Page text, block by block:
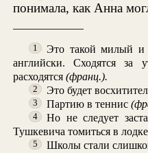
понимала, как Анна
1
Это такой милый
английски. Сходятся за
расходятся(франц.).
2 Это будет
3 Партию в теннис
4
Но не следует
Тушкевича томиться в
5 Школы стали